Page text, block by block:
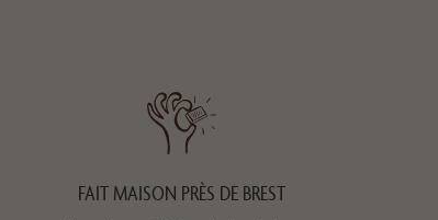
FAIT MAISON PRÈS DE BREST